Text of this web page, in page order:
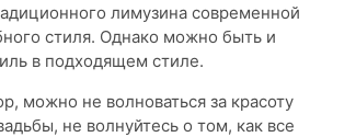
лимузина современной
стиля. Однако можно быть и
в подходящем стиле.
можно не волноваться за красоту
не волнуйтесь о том, как все